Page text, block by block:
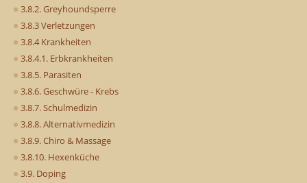
3.8.2. Greyhoundsperre
3.8.3 Verletzungen
3.8.4 Krankheiten
3.8.4.1. Erbkrankheiten
3.8.5. Parasiten
3.8.6. Geschwüre - Krebs
3.8.7. Schulmedizin
3.8.8. Alternativmedizin
3.8.9. Chiro & Massage
3.8.10. Hexenküche
3.9. Doping